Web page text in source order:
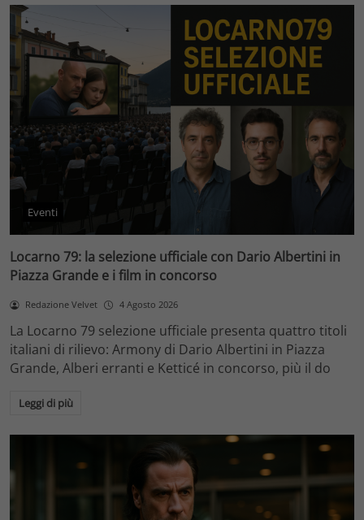
Eventi
Locarno 79: la selezione ufficiale con Dario Albertini in
Piazza Grande e i film in concorso
Redazione Velvet 4 Agosto 2026
La Locarno 79 selezione ufficiale presenta quattro titoli
italiani di rilievo: Armony di Dario Albertini in Piazza
Grande, Alberi erranti e Ketticé in concorso, più il do
Leggi di più